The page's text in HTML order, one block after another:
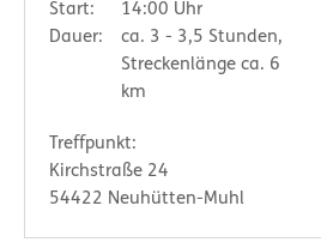
Start:
14:00 Uhr
Dauer:
ca. 3 - 3,5 Stunden,
Streckenlänge ca. 6
km
Treffpunkt:
Kirchstraße 24
54422 Neuhütten-Muhl